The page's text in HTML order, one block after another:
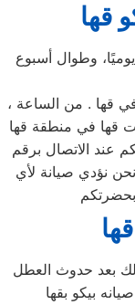
قها
في قها لمدة 15 ساعة يوميًا، وطوال أسبوع
، لاستقبال بلاغات الأعطال بيكو والشكاوى في قها . من الساعة
عند الاتصال برقم
بيكو الموحَّد، وهو 01154008110. نحن نؤدي صيانة لأي
بعد حدوث العطل
بيكو بقها